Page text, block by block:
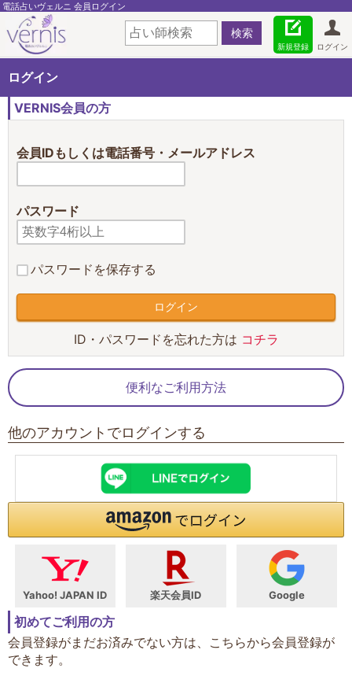
電話占いヴェルニ 会員ログイン
ログイン
新規登録
ログイン
VERNIS会員の方
会員IDもしくは電話番号・メールアドレス
パスワード
パスワードを保存する
ID・パスワードを忘れた方は コチラ
便利なご利用方法
他のアカウントでログインする
Yahoo! JAPAN ID 楽天会員ID Google
初めてご利用の方
会員登録がまだお済みでない方は、こちらから会員登録が
できます。